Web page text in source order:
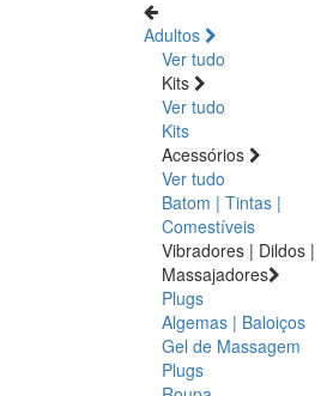
Adultos
Ver tudo
Kits
Ver tudo
Kits
Acessórios
Ver tudo
Batom | Tintas |
Comestíveis
Vibradores | Dildos |
Massajadores
Plugs
Algemas | Baloiços
Gel de Massagem
Plugs